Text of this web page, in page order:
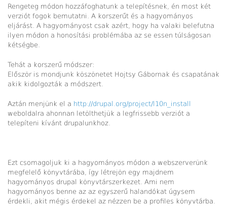
Rengeteg módon hozzáfoghatunk a telepítésnek, én most két
verziót fogok bemutatni. A korszerűt és a hagyományos
eljárást. A hagyományost csak azért, hogy ha valaki belefutna
ilyen módon a honosítási problémába az se essen túlságosan
kétségbe.
Tehát a korszerű módszer:
Először is mondjunk köszönetet Hojtsy Gábornak és csapatának
akik kidolgozták a módszert.
Aztán menjünk el a http://drupal.org/project/l10n_install
weboldalra ahonnan letölthetjük a legfrissebb verziót a
telepíteni kívánt drupalunkhoz.
Ezt csomagoljuk ki a hagyományos módon a webszerverünk
megfelelő könyvtárába, így létrejön egy majdnem
hagyományos drupal könyvtárszerkezet. Ami nem
hagyományos benne az az egyszerű halandókat úgysem
érdekli, akit mégis érdekel az nézzen be a profiles könyvtárba.